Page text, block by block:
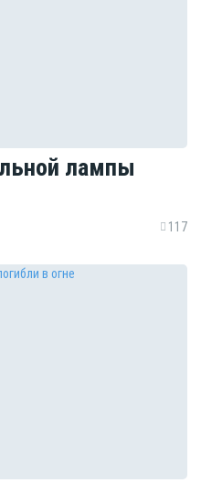
лампы
117